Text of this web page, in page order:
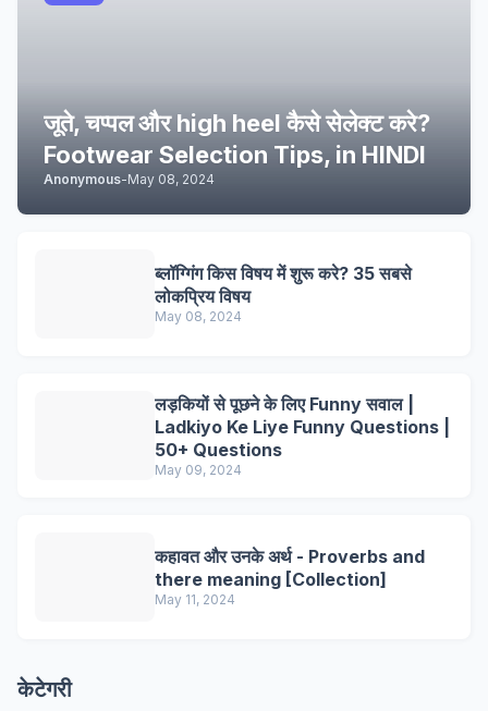
जूते, चप्पल और high heel कैसे सेलेक्ट करे?
Footwear Selection Tips, in HINDI
Anonymous-May 08, 2024
ब्लॉग्गिंग किस विषय में शुरू करे? 35 सबसे
लोकप्रिय विषय
May 08, 2024
लड़कियों से पूछने के लिए Funny सवाल |
Ladkiyo Ke Liye Funny Questions |
50+ Questions
May 09, 2024
कहावत और उनके अर्थ - Proverbs and
there meaning [Collection]
May 11, 2024
केटेगरी